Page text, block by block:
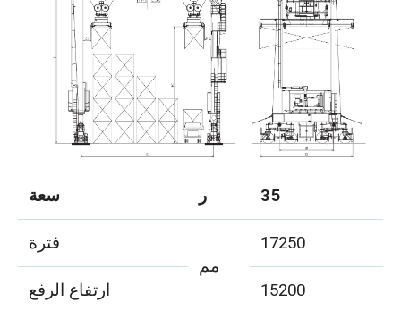
سعة ر
35
فترة
مم
17250
ارتفاع الرفع
15200